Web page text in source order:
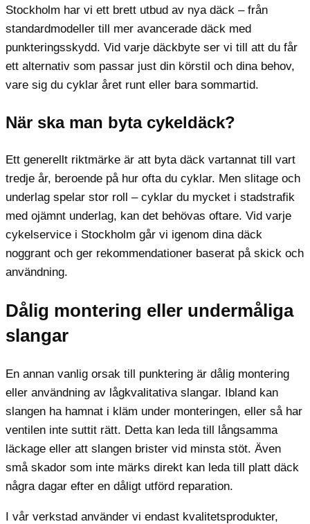
Stockholm har vi ett brett utbud av nya däck – från
standardmodeller till mer avancerade däck med
punkteringsskydd. Vid varje däckbyte ser vi till att du får
ett alternativ som passar just din körstil och dina behov,
vare sig du cyklar året runt eller bara sommartid.
När ska man byta cykeldäck?
Ett generellt riktmärke är att byta däck vartannat till vart
tredje år, beroende på hur ofta du cyklar. Men slitage och
underlag spelar stor roll – cyklar du mycket i stadstrafik
med ojämnt underlag, kan det behövas oftare. Vid varje
cykelservice i Stockholm går vi igenom dina däck
noggrant och ger rekommendationer baserat på skick och
användning.
Dålig montering eller undermåliga
slangar
En annan vanlig orsak till punktering är dålig montering
eller användning av lågkvalitativa slangar. Ibland kan
slangen ha hamnat i kläm under monteringen, eller så har
ventilen inte suttit rätt. Detta kan leda till långsamma
läckage eller att slangen brister vid minsta stöt. Även
små skador som inte märks direkt kan leda till platt däck
några dagar efter en dåligt utförd reparation.
I vår verkstad använder vi endast kvalitetsprodukter,